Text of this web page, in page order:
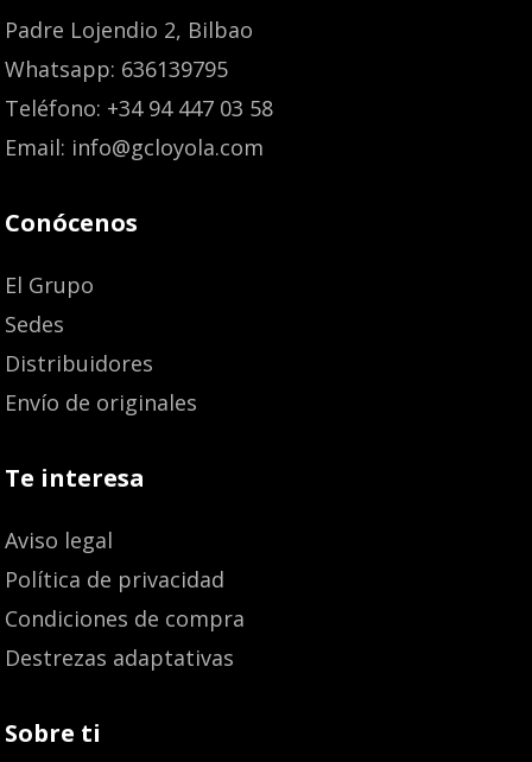
Padre Lojendio 2, Bilbao
Whatsapp: 636139795
Teléfono: +34 94 447 03 58
Email: info@gcloyola.com
Conócenos
El Grupo
Sedes
Distribuidores
Envío de originales
Te interesa
Aviso legal
Política de privacidad
Condiciones de compra
Destrezas adaptativas
Sobre ti